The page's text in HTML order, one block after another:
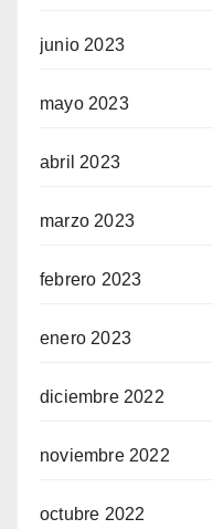
junio 2023
mayo 2023
abril 2023
marzo 2023
febrero 2023
enero 2023
diciembre 2022
noviembre 2022
octubre 2022